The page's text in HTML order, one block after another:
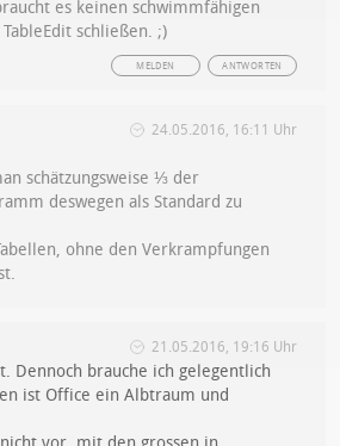
es keinen schwimmfähigen
schließen. ;)
ANTWORTEN
MELDEN
24.05.2016, 16:11 Uhr
schätzungsweise ⅓ der
deswegen als Standard zu
ohne den Verkrampfungen
21.05.2016, 19:16 Uhr
Dennoch brauche ich gelegentlich
ist Office ein Albtraum und